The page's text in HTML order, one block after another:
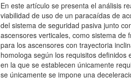
En este artículo se presenta el análisis
viabilidad de uso de un paracaídas de
del sistema de seguridad pasiva junto
ascensores verticales, como sistema de
para los ascensores con trayectoria
homologa según los requisitos definidos
en la que se establecen únicamente
se únicamente se impone una